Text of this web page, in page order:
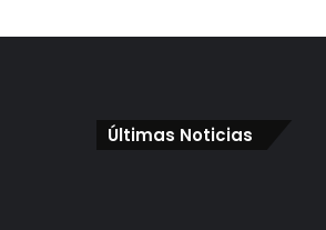
Últimas Noticias